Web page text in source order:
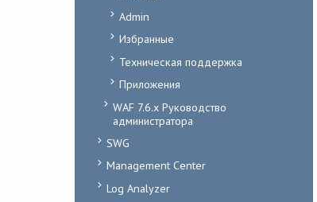
Admin
Избранные
Техническая поддержка
Приложения
WAF 7.6.x Руководство
администратора
SWG
Management Center
Log Analyzer